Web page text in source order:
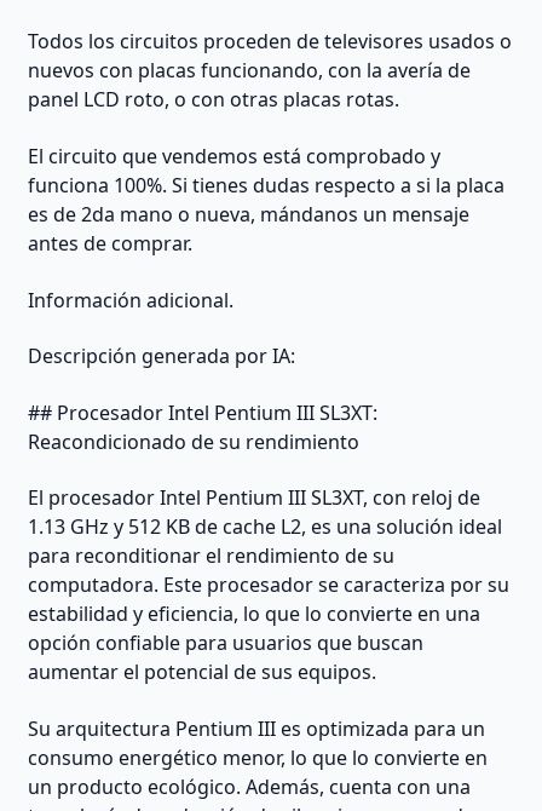
Todos los circuitos proceden de televisores usados o
nuevos con placas funcionando, con la avería de
panel LCD roto, o con otras placas rotas.
El circuito que vendemos está comprobado y
funciona 100%. Si tienes dudas respecto a si la placa
es de 2da mano o nueva, mándanos un mensaje
antes de comprar.
Información adicional.
Descripción generada por IA:
## Procesador Intel Pentium III SL3XT:
Reacondicionado de su rendimiento
El procesador Intel Pentium III SL3XT, con reloj de
1.13 GHz y 512 KB de cache L2, es una solución ideal
para reconditionar el rendimiento de su
computadora. Este procesador se caracteriza por su
estabilidad y eficiencia, lo que lo convierte en una
opción confiable para usuarios que buscan
aumentar el potencial de sus equipos.
Su arquitectura Pentium III es optimizada para un
consumo energético menor, lo que lo convierte en
un producto ecológico. Además, cuenta con una